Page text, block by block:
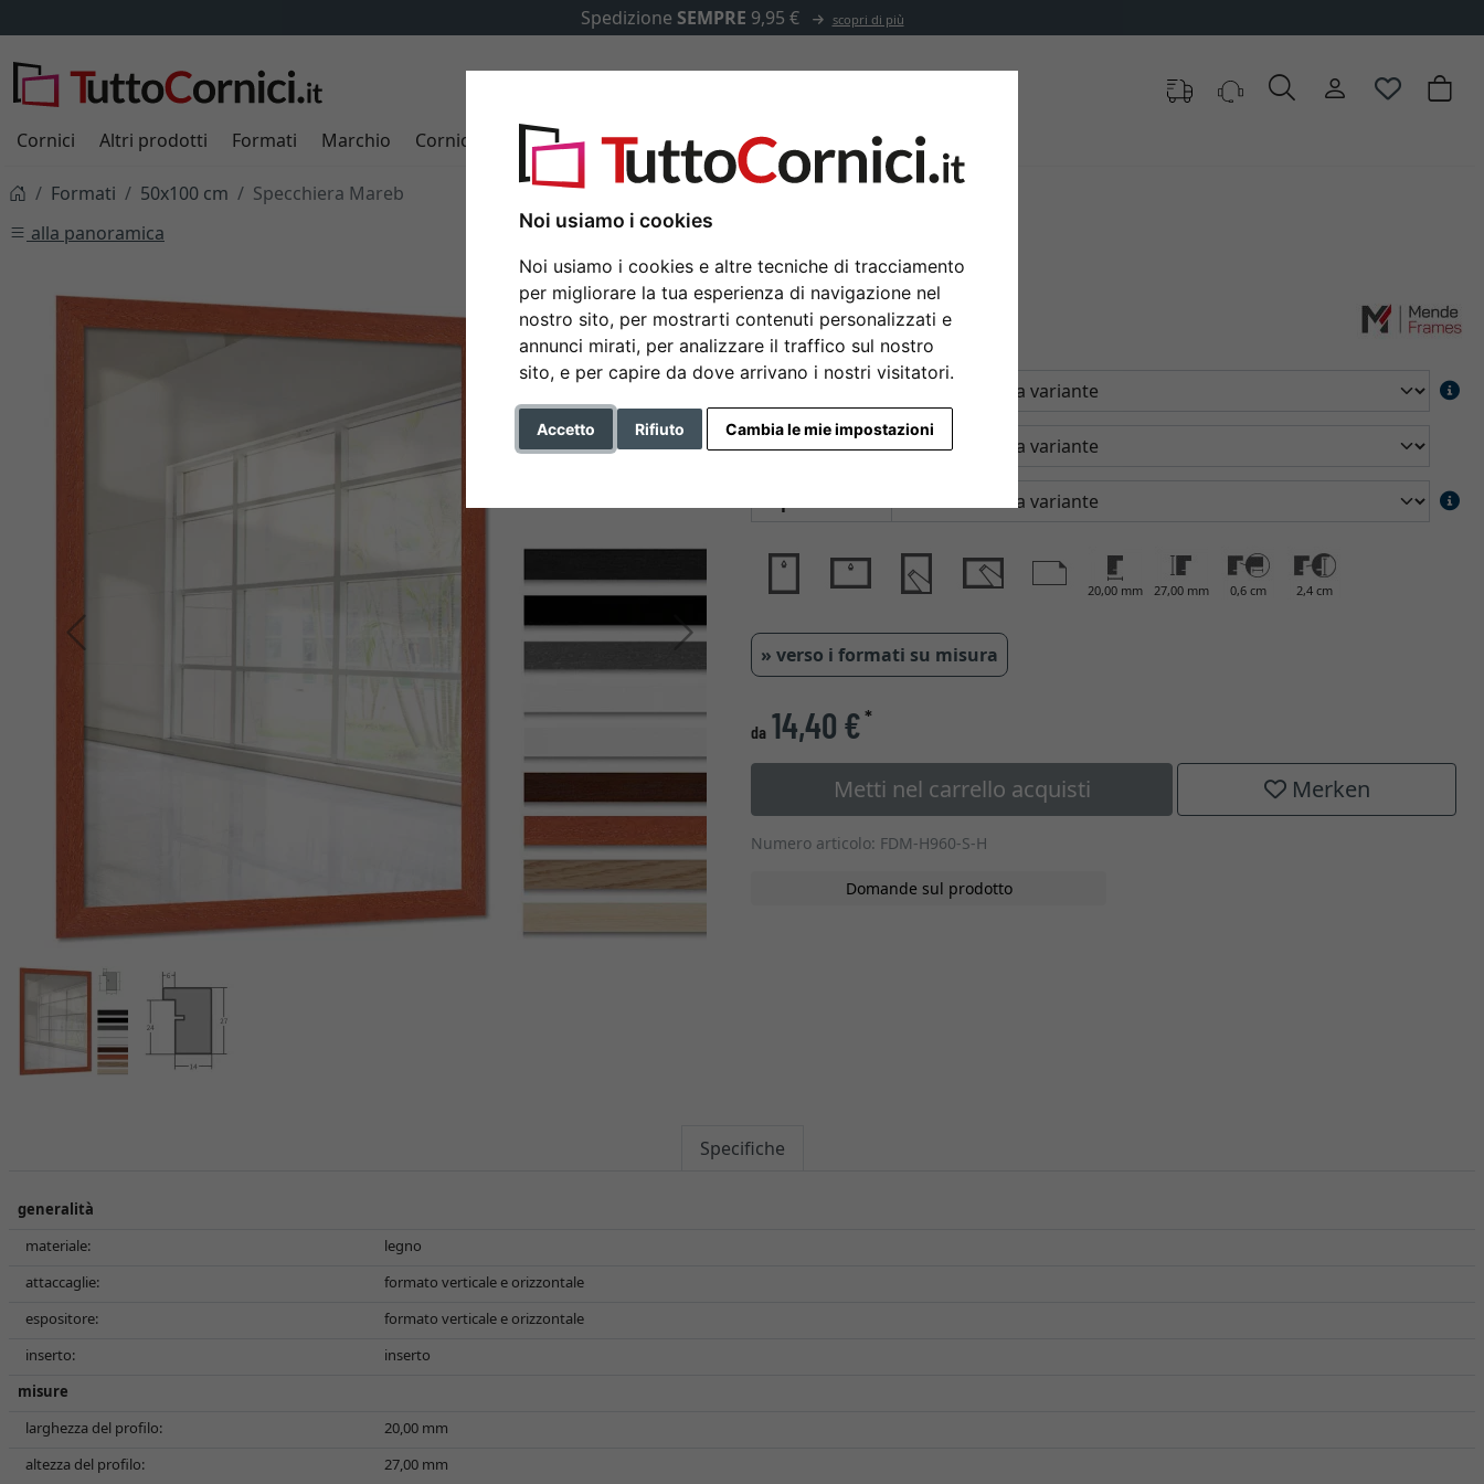
Noi usiamo i cookies
Noi usiamo i cookies e altre tecniche di tracciamento
per migliorare la tua esperienza di navigazione nel
nostro sito, per mostrarti contenuti personalizzati e
annunci mirati, per analizzare il traffico sul nostro
sito, e per capire da dove arrivano i nostri visitatori.
Accetto Rifiuto Cambia le mie impostazioni
Spedizione SEMPRE 9,95 € scopri di più
Cornici Altri prodotti Formati Marchio Cornici su misura Passepartout Accessori
Formati 50x100 cm
Specchiera Mareb
alla panoramica
Indietro Avanti
Specchiera Mareb
Colore
20,00 mm 27,00 mm 0,6 cm 2,4 cm
» verso i formati su misura
da 14,40 €*
Metti nel carrello acquisti Merken
Numero articolo: FDM-H960-S-H
Domande sul prodotto
Specifiche
generalità
materiale:
legno
attaccaglie:
formato verticale e orizzontale
espositore:
formato verticale e orizzontale
inserto:
inserto
misure
larghezza del profilo:
20,00 mm
altezza del profilo:
27,00 mm